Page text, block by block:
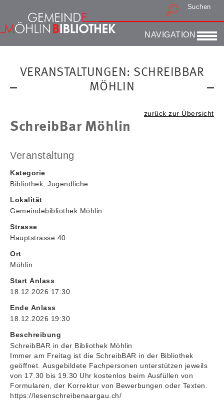
Druckansicht
Suchen
NAVIGATION
VERANSTALTUNGEN: SCHREIBBAR
MÖHLIN
zurück zur Übersicht
SchreibBar Möhlin
Veranstaltung
Kategorie
Bibliothek, Jugendliche
Lokalität
Gemeindebibliothek Möhlin
Strasse
Hauptstrasse 40
Ort
Möhlin
Start Anlass
18.12.2026 17:30
Ende Anlass
18.12.2026 19:30
Beschreibung
SchreibBAR in der Bibliothek Möhlin
Immer am Freitag ist die SchreibBAR in der Bibliothek
geöffnet. Ausgebildete Fachpersonen unterstützen jeweils
von 17.30 bis 19.30 Uhr kostenlos beim Ausfüllen von
Formularen, der Korrektur von Bewerbungen oder Texten.
https://lesenschreibenaargau.ch/